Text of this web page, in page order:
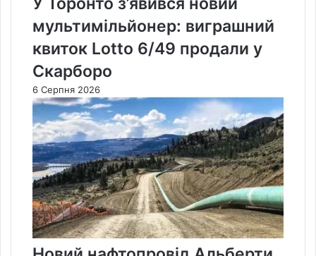
мультимільйонер: виграшний
квиток Lotto 6/49 продали у
Скарборо
6 Серпня 2026